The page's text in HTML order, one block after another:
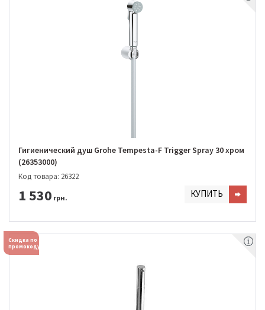
Гигиенический душ Grohe Tempesta-F Trigger Spray 30 хром
(26353000)
Код товара: 26322
1 530 грн. КУПИТЬ
Скидка по
промокоду